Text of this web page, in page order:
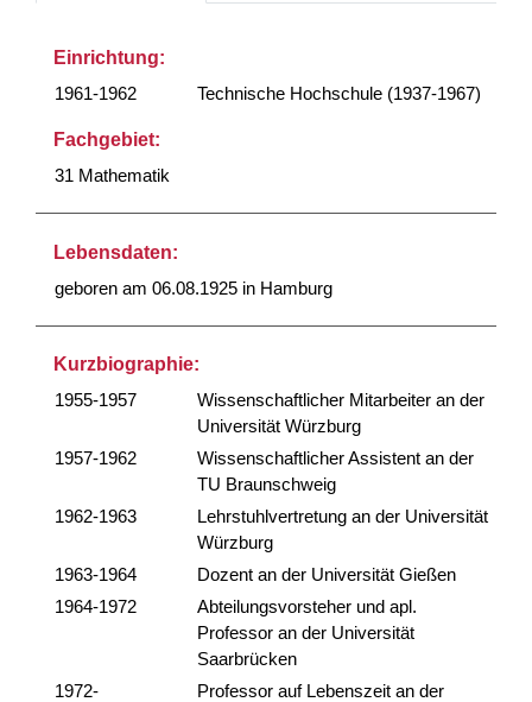
Einrichtung:
1961-1962
Technische Hochschule (1937-1967)
Fachgebiet:
31 Mathematik
Lebensdaten:
geboren am 06.08.1925 in Hamburg
Kurzbiographie:
1955-1957
Wissenschaftlicher Mitarbeiter an der
Universität Würzburg
1957-1962
Wissenschaftlicher Assistent an der
TU Braunschweig
1962-1963
Lehrstuhlvertretung an der Universität
Würzburg
1963-1964
Dozent an der Universität Gießen
1964-1972
Abteilungsvorsteher und apl.
Professor an der Universität
Saarbrücken
1972-
Professor auf Lebenszeit an der